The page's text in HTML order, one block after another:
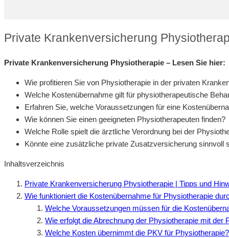
Private Krankenversicherung
Private Krankenversicherung Physiotherapie – Lesen Sie hier:
Wie profitieren Sie von Physiotherapie in der privaten
Welche Kostenübernahme gilt für physiotherapeutische
Erfahren Sie, welche Voraussetzungen für eine
Wie können Sie einen geeigneten Physiotherapeuten finden?
Welche Rolle spielt die ärztliche Verordnung bei der
Könnte eine zusätzliche private Zusatzversicherung sinnvoll
Inhaltsverzeichnis
Private Krankenversicherung Physiotherapie | Tipps und
Wie funktioniert die Kostenübernahme für Physiotherapie
Welche Voraussetzungen müssen für die
Wie erfolgt die Abrechnung der Physiotherapie mit der
Welche Kosten übernimmt die PKV für Physiotherapie?